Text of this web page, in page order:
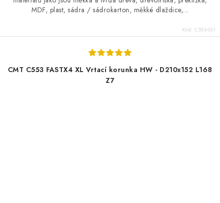
MDF, plast, sádra / sádrokarton, měkké dlaždice,...
Kód: C553-051
CMT C553 FASTX4 XL Vrtací korunka HW - D210x152 L168
Z7